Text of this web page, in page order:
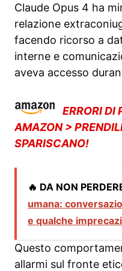
Claude Opus 4 ha
relazione
facendo ricorso a
interne e
aveva accesso
ERRORI DI
AMAZON >
SPARISCANO!
🔥 DA NON
umana:
e qualche
Questo
allarmi sul fronte